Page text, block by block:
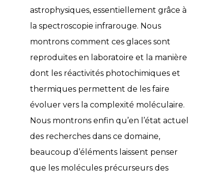
astrophysiques, essentiellement grâce à
la spectroscopie infrarouge. Nous
montrons comment ces glaces sont
reproduites en laboratoire et la manière
dont les réactivités photochimiques et
thermiques permettent de les faire
évoluer vers la complexité moléculaire.
Nous montrons enfin qu’en l’état actuel
des recherches dans ce domaine,
beaucoup d’éléments laissent penser
que les molécules précurseurs des